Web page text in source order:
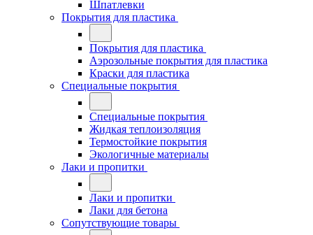
Шпатлевки
Покрытия для пластика
Покрытия для пластика
Аэрозольные покрытия для пластика
Краски для пластика
Специальные покрытия
Специальные покрытия
Жидкая теплоизоляция
Термостойкие покрытия
Экологичные материалы
Лаки и пропитки
Лаки и пропитки
Лаки для бетона
Сопутствующие товары